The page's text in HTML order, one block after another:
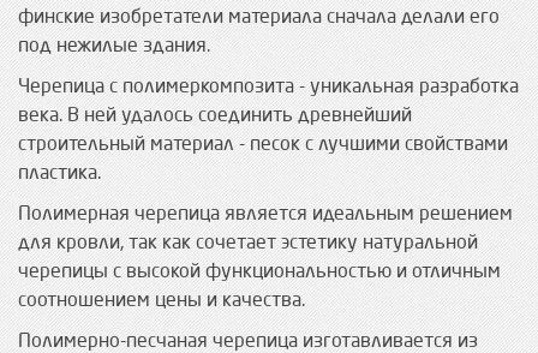
финские изобретатели материала сначала делали его
под нежилые здания.
Черепица с полимеркомпозита - уникальная разработка
века. В ней удалось соединить древнейший
строительный материал - песок с лучшими свойствами
пластика.
Полимерная черепица является идеальным решением
для кровли, так как сочетает эстетику натуральной
черепицы с высокой функциональностью и отличным
соотношением цены и качества.
Полимерно-песчаная черепица изготавливается из